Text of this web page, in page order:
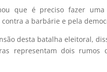
que é preciso fazer
a barbárie e pela
desta batalha eleitoral,
representam dois